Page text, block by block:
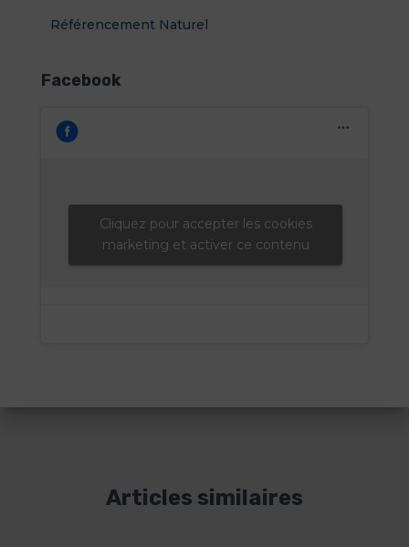
Référencement Naturel
Facebook
Cliquez pour accepter les cookies
marketing et activer ce contenu
Articles similaires